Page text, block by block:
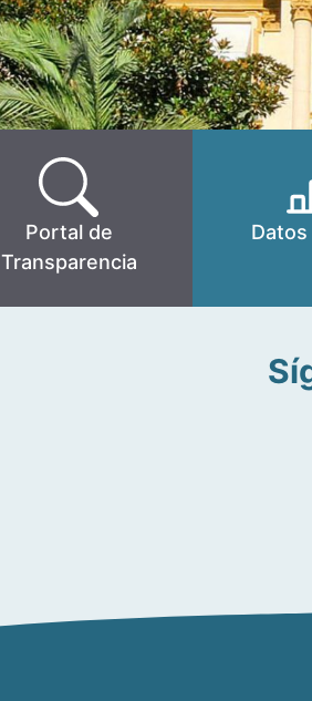
Portal de
Transparencia